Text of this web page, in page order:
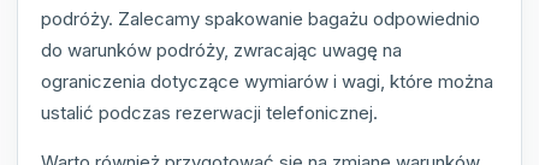
podróży. Zalecamy spakowanie bagażu odpowiednio
do warunków podróży, zwracając uwagę na
ograniczenia dotyczące wymiarów i wagi, które można
ustalić podczas rezerwacji telefonicznej.